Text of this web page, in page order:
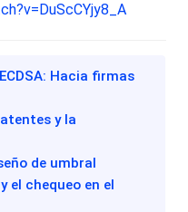
Hacia firmas
y la
de umbral
el chequeo en el